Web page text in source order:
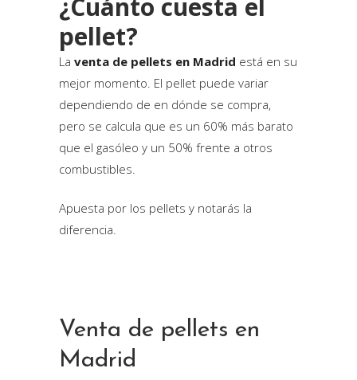
¿Cuánto cuesta el
pellet?
La venta de pellets en Madrid está en su
mejor momento. El pellet puede variar
dependiendo de en dónde se compra,
pero se calcula que es un 60% más barato
que el gasóleo y un 50% frente a otros
combustibles.
Apuesta por los pellets y notarás la
diferencia.
Venta de pellets en
Madrid